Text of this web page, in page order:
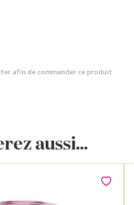
afin de commander ce produit
aussi...